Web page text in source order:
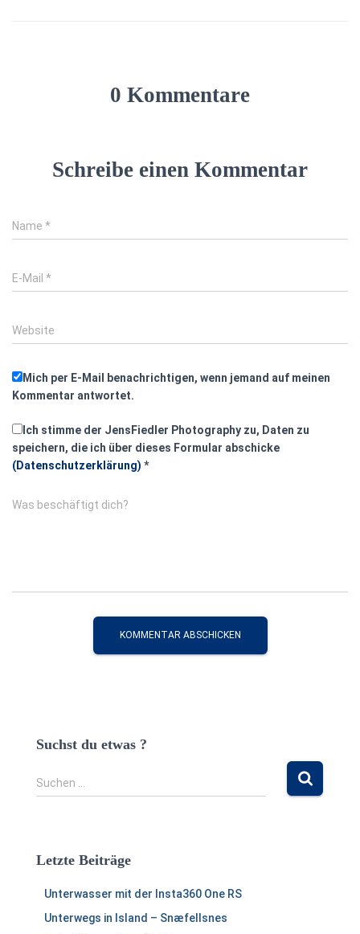
0 Kommentare
Schreibe einen Kommentar
Name *
E-Mail *
Website
Mich per E-Mail benachrichtigen, wenn jemand auf meinen
Kommentar antwortet.
Ich stimme der JensFiedler Photography zu, Daten zu
speichern, die ich über dieses Formular abschicke
(Datenschutzerklärung) *
Was beschäftigt dich?
Suchst du etwas ?
S
u
n
Suchen …
Letzte Beiträge
Unterwasser mit der Insta360 One RS
Unterwegs in Island – Snæfellsnes